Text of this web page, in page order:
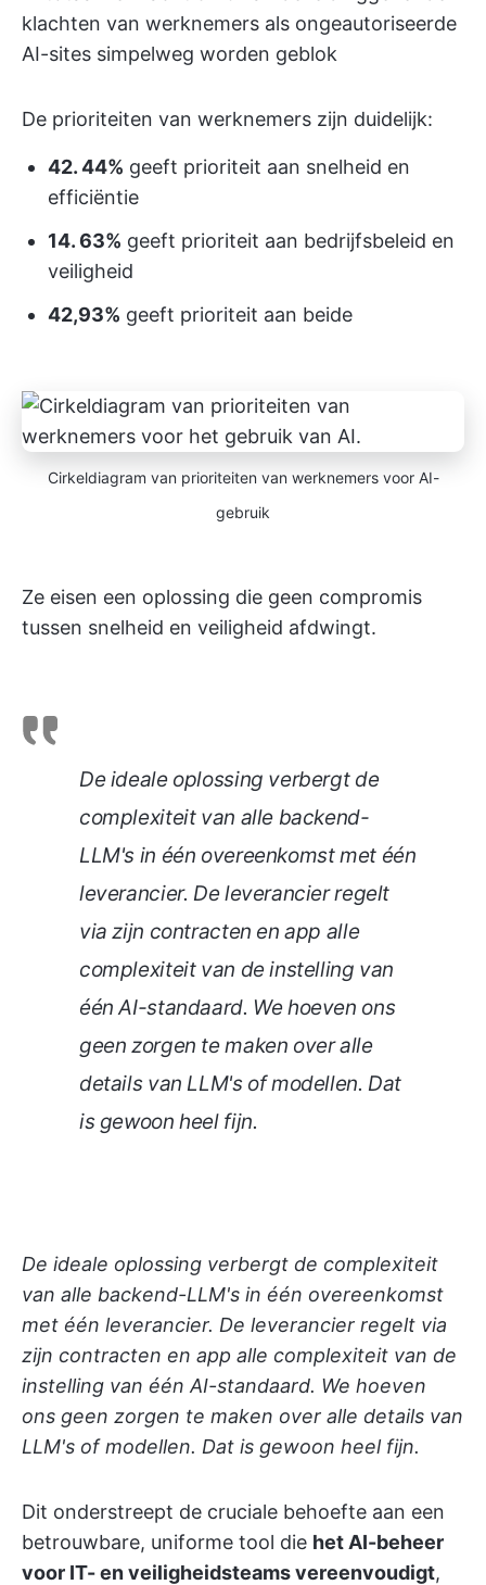
klachten van werknemers als ongeautoriseerde
AI-sites simpelweg worden geblok
De prioriteiten van werknemers zijn duidelijk:
42. 44% geeft prioriteit aan snelheid en
efficiëntie
14. 63% geeft prioriteit aan bedrijfsbeleid en
veiligheid
42,93% geeft prioriteit aan beide
Cirkeldiagram van prioriteiten van werknemers voor AI-
gebruik
Ze eisen een oplossing die geen compromis
tussen snelheid en veiligheid afdwingt.
De ideale oplossing verbergt de
complexiteit van alle backend-
LLM's in één overeenkomst met één
leverancier. De leverancier regelt
via zijn contracten en app alle
complexiteit van de instelling van
één AI-standaard. We hoeven ons
geen zorgen te maken over alle
details van LLM's of modellen. Dat
is gewoon heel fijn.
De ideale oplossing verbergt de complexiteit
van alle backend-LLM's in één overeenkomst
met één leverancier. De leverancier regelt via
zijn contracten en app alle complexiteit van de
instelling van één AI-standaard. We hoeven
ons geen zorgen te maken over alle details van
LLM's of modellen. Dat is gewoon heel fijn.
Dit onderstreept de cruciale behoefte aan een
betrouwbare, uniforme tool die het AI-beheer
voor IT- en veiligheidsteams vereenvoudigt,